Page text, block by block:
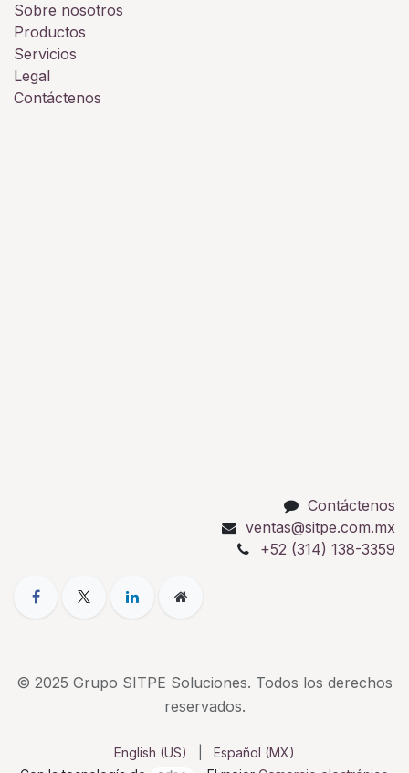
Sobre nosotros
Productos
Servicios
Legal
Contáctenos
Contáctenos
ventas@sitpe.com.mx
+52 (314) 138-3359
© 2025 Grupo SITPE Soluciones. Todos los derechos
reservados.
English (US)
Español (MX)